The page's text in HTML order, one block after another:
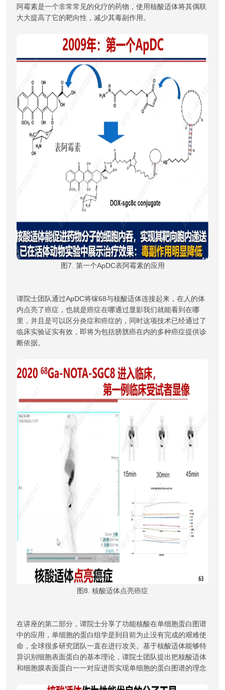
阿霉素是一个非常常见的化疗的药物，使用核酸适体将其偶联
大大提高了它的靶向性，减少其毒副作用。
图7. 第一个ApDC表阿霉素的应用
谭院士团队通过ApDC将镓68与核酸适体连接起来，在人的体
内点亮了癌症，也就是癌症在哪通过显影我们就能看到在哪
里，并且是可以区分炎症和癌症的，同时这项技术已经通过了
临床实验证实有效，即将为包括膀胱癌在内的多种癌症提供诊
断依据。
图8. 核酸适体点亮癌症
在讲座的第二部分，谭院士分享了功能核酸在单细胞蛋白图谱
中的应用，单细胞的蛋白组学是到目前为止没有完成的艰难使
命，全球很多研究团队一直在进行攻关。基于核酸适体能够特
异识别细胞表面蛋白的基本理论，谭院士团队提出把核酸适体
和细胞膜表面蛋白一一对应进而实现单细胞的蛋白图谱的理念